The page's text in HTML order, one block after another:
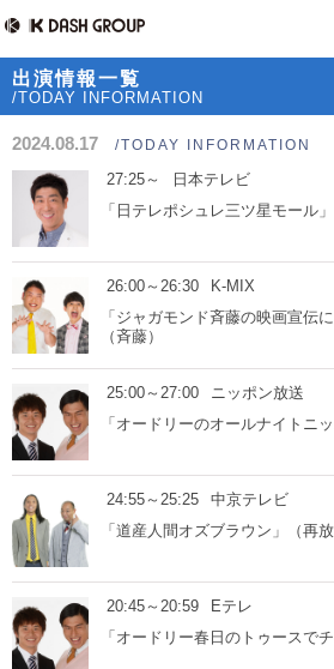
出演情報一覧
/TODAY INFORMATION
2024.08.17 /TODAY INFORMATION
27:25～
日本テレビ
「日テレポシュレ三ツ星モール」
26:00～26:30
K-MIX
「ジャガモンド斉藤の映画宣伝
（斉藤）
25:00～27:00
ニッポン放送
「オードリーのオールナイトニッ
24:55～25:25
中京テレビ
「道産人間オズブラウン」（再放
20:45～20:59
Eテレ
「オードリー春日のトゥースで